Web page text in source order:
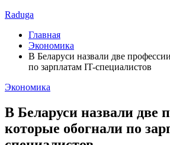
Raduga
Главная
Экономика
В Беларуси назвали две
по зарплатам IT-специалистов
Экономика
В Беларуси назвали две
которые обогнали по